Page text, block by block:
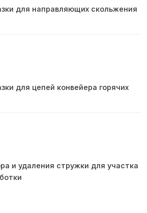
для направляющих скольжения
для цепей конвейера горячих
и удаления стружки для участка